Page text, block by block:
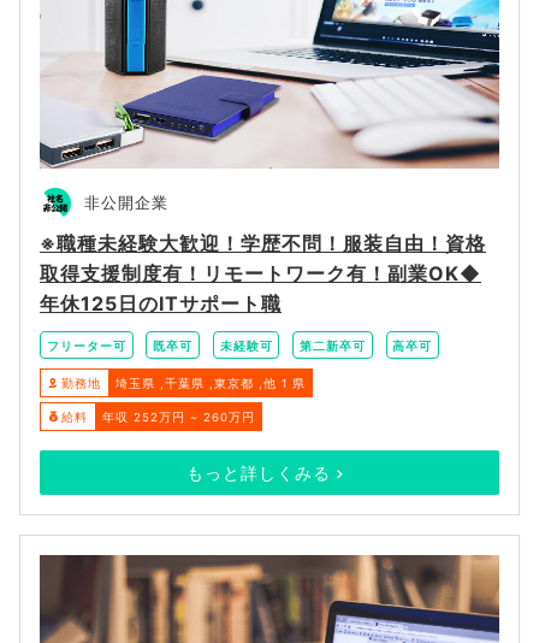
非公開企業
※職種未経験大歓迎！学歴不問！服装自由！資格
取得支援制度有！リモートワーク有！副業OK◆
年休125日のITサポート職
フリーター可 既卒可 未経験可 第二新卒可 高卒可
勤務地 埼玉県 千葉県 東京都 他 1 県
給料 年収 252万円 ~ 260万円
もっと詳しくみる